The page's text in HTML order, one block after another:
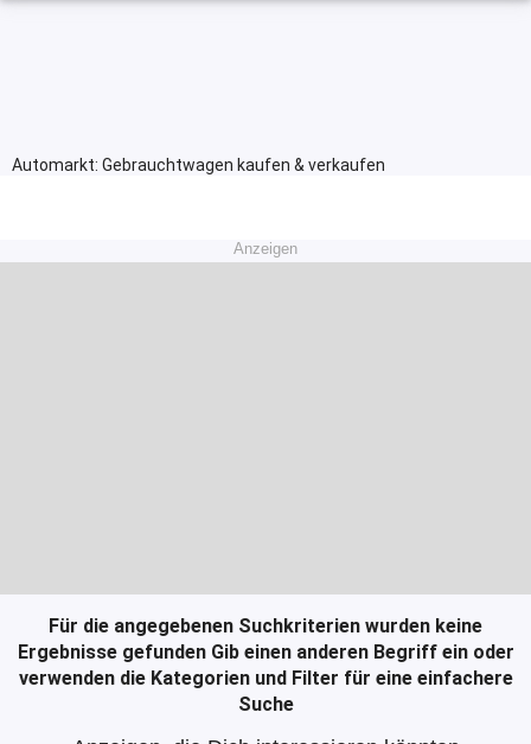
Automarkt: Gebrauchtwagen kaufen & verkaufen
Anzeigen
Für die angegebenen Suchkriterien wurden keine
Ergebnisse gefunden Gib einen anderen Begriff ein oder
verwenden die Kategorien und Filter für eine einfachere
Suche